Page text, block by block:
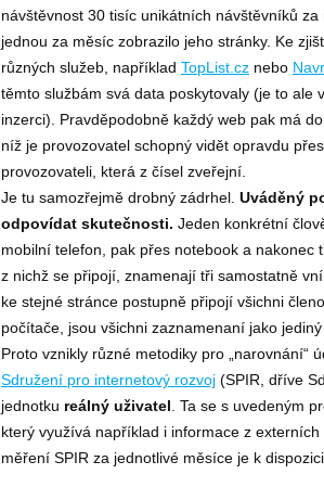
návštěvnost 30 tisíc unikátních návštěvníků
jednou za měsíc zobrazilo jeho stránky. Ke
různých služeb, například TopList.cz nebo
těmto službám svá data poskytovaly (je to
inzerci). Pravděpodobně každý web pak má
níž je provozovatel schopný vidět opravdu
provozovateli, která z čísel zveřejní.
Je tu samozřejmě drobný zádrhel. Uváděný
odpovídat skutečnosti. Jeden konkrétní
mobilní telefon, pak přes notebook a
z nichž se připojí, znamenají tři samostatně
ke stejné stránce postupně připojí všichni
počítače, jsou všichni zaznamenaní jako
Proto vznikly různé metodiky pro „narovnání“
Sdružení pro internetový rozvoj (SPIR, dříve
jednotku reálný uživatel . Ta se s uvedeným
který využívá například i informace z
měření SPIR za jednotlivé měsíce je k